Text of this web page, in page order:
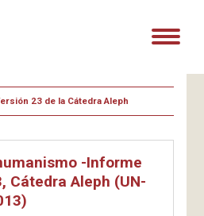
23 de la Cátedra Aleph
-Informe
Cátedra Aleph (UN-